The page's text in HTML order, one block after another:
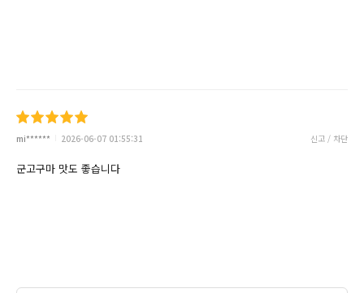
mi****** 2026-06-07 01:55:31 신고 / 차단
군고구마 맛도 좋습니다